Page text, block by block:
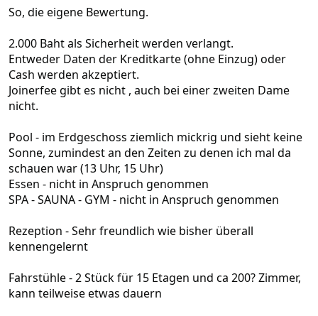
)
So, die eigene Bewertung.
2.000 Baht als Sicherheit werden verlangt.
Entweder Daten der Kreditkarte (ohne Einzug) oder
Cash werden akzeptiert.
Joinerfee gibt es nicht , auch bei einer zweiten Dame
nicht.
Pool - im Erdgeschoss ziemlich mickrig und sieht keine
Sonne, zumindest an den Zeiten zu denen ich mal da
schauen war (13 Uhr, 15 Uhr)
Essen - nicht in Anspruch genommen
SPA - SAUNA - GYM - nicht in Anspruch genommen
Rezeption - Sehr freundlich wie bisher überall
kennengelernt
Fahrstühle - 2 Stück für 15 Etagen und ca 200? Zimmer,
kann teilweise etwas dauern